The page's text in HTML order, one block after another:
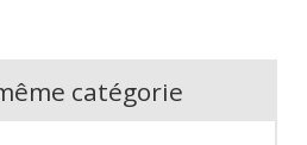
catégorie